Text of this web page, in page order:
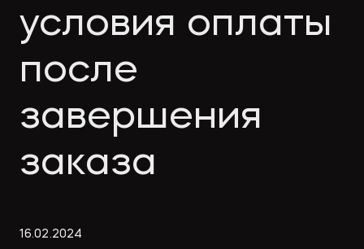
правоПолезные
материалы
Статьи
условия оплаты
после
завершения
заказа
16.02.2024